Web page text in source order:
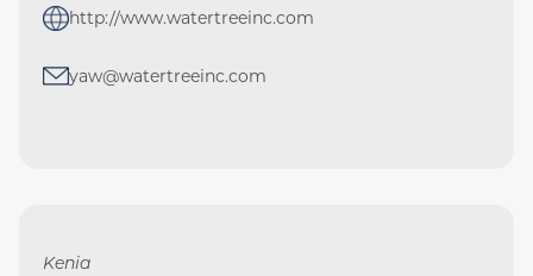
http://www.watertreeinc.com
yaw@watertreeinc.com
Kenia